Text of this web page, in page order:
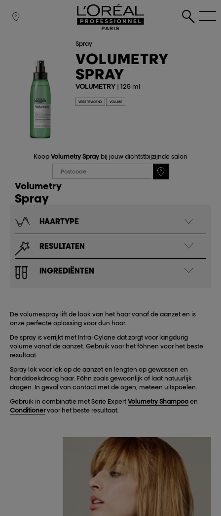
Spray
VOLUMETRY
SPRAY
VOLUMETRY| 125 ml
VERSTEVIGEND VOLUME
Koop Volumetry Spray bij jouw dichtstbijzijnde salon
Volumetry
Spray
HAARTYPE
RESULTATEN
INGREDIËNTEN
De volumespray lift de look van het haar vanaf de aanzet en is
onze perfecte oplossing voor dun haar.
De spray is verrijkt met Intra-Cylane dat zorgt voor langdurig
volume vanaf de aanzet. Gebruik voor het föhnen voor het beste
resultaat.
Spray lok voor lok op de aanzet en lengten op gewassen en
handdoekdroog haar. Föhn zoals gewoonlijk of laat natuurlijk
drogen. In geval van contact met de ogen, meteen uitspoelen.
Gebruik in combinatie met Serie Expert Volumetry Shampoo en
Conditionervoor het beste resultaat.